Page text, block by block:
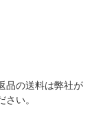
品の送料は弊社が
い。